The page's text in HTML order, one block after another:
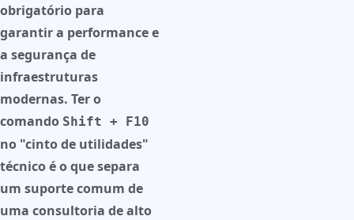
obrigatório para
garantir a performance e
a segurança de
infraestruturas
modernas. Ter o
comando Shift + F10
no "cinto de utilidades"
técnico é o que separa
um suporte comum de
uma consultoria de alto